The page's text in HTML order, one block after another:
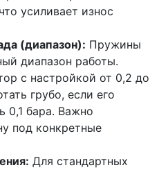
усиливает износ
(диапазон): Пружины
диапазон работы.
с настройкой от 0,2 до
грубо, если его
0,1 бара. Важно
под конкретные
Для стандартных